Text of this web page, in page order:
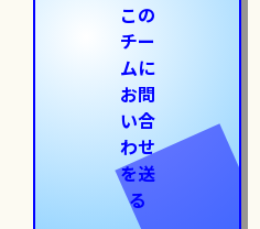
この
チー
ムに
お問
い合
わせ
を送
る